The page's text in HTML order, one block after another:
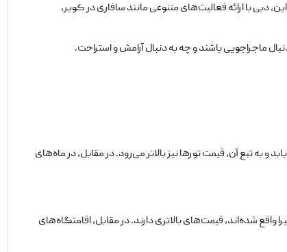
دبی با ارائه فعالیت‌های متنوعی مانند سافاری در کویر،
ماجراجویی باشند و چه به دنبال آرامش و استراحت.
به تبع آن، قیمت تورها نیز بالاتر می‌رود. در مقابل، در ماه‌های
شده‌اند، قیمت‌های بالاتری دارند. در مقابل، اقامتگاه‌های